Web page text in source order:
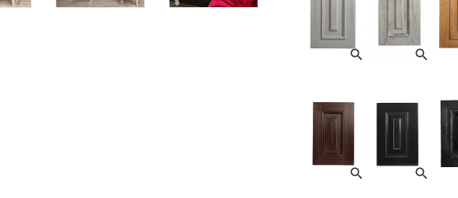
search search
search search